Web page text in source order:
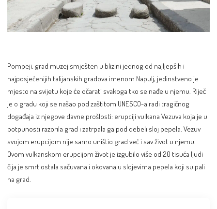
Pompeji, grad muzej smješten u blizini jednog od najljepših i
najposjećenijih talijanskih gradova imenom Napulj, jedinstveno je
mjesto na svijetu koje će očarati svakoga tko se nađe u njemu. Riječ
je o gradu koji se našao pod zaštitom UNESCO-a radi tragičnog
događaja iz njegove davne prošlosti: erupciji vulkana Vezuva koja je u
potpunosti razorila grad i zatrpala ga pod debeli sloj pepela. Vezuv
svojom erupcijom nije samo uništio grad već i sav život u njemu.
Ovom vulkanskom erupcijom život je izgubilo više od 20 tisuća ljudi
čija je smrt ostala sačuvana i okovana u slojevima pepela koji su pali
na grad.